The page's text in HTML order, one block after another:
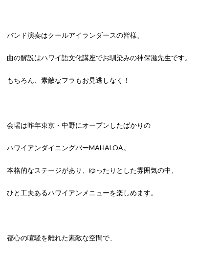
バンド演奏はクールアイランダースの皆様、
曲の解説はハワイ語文化講座でお馴染みの神保滋先生です。
もちろん、素敵なフラもお見逃しなく！
会場は昨年東京・中野にオープンしたばかりの
ハワイアンダイニングバーMAHALOA。
本格的なステージがあり、ゆったりとした雰囲気の中、
ひと工夫あるハワイアンメニューを楽しめます。
都心の喧騒を離れた素敵な空間で、